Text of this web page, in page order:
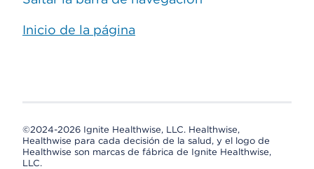
Inicio de la página
©2024-2026 Ignite Healthwise, LLC. Healthwise,
Healthwise para cada decisión de la salud, y el logo de
Healthwise son marcas de fábrica de Ignite Healthwise,
LLC.